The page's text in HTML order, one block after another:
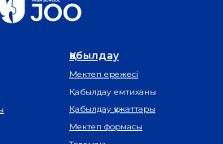
Мектеп ережесі
Қабылдау емтиханы
Қабылдау құжаттары
Мектеп формасы
Қабылдау